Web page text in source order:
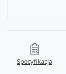
Specyfikacja